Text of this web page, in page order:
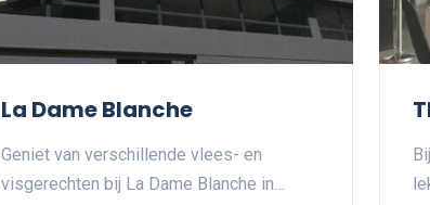
La Dame Blanche
Geniet van verschillende vlees- en
visgerechten bij La Dame Blanche in…